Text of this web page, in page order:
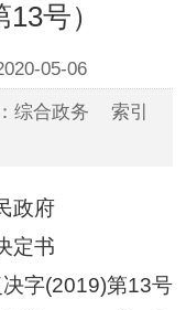
号）
05-06
综合政务 索引
府
书
(2019)第13号